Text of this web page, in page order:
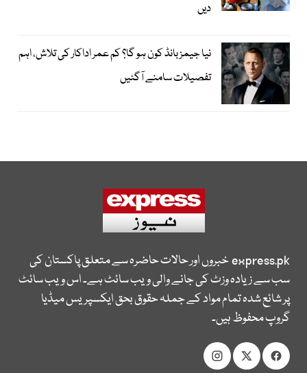
دیں
نیا جیمز بانڈ کون ہو گا؟ کم عمر اداکار کی تلاش، اہم
تفصیلات سامنے آگئیں
express.pkخبروں اور حالات حاضرہ سے متعلق پاکستان کی
سب سے زیادہ وزٹ کی جانے والی ویب سائٹ ہے۔ اس ویب سائٹ
پر شائع شدہ تمام مواد کے جملہ حقوق بحق ایکسپریس میڈیا
گروپ محفوظ ہیں۔